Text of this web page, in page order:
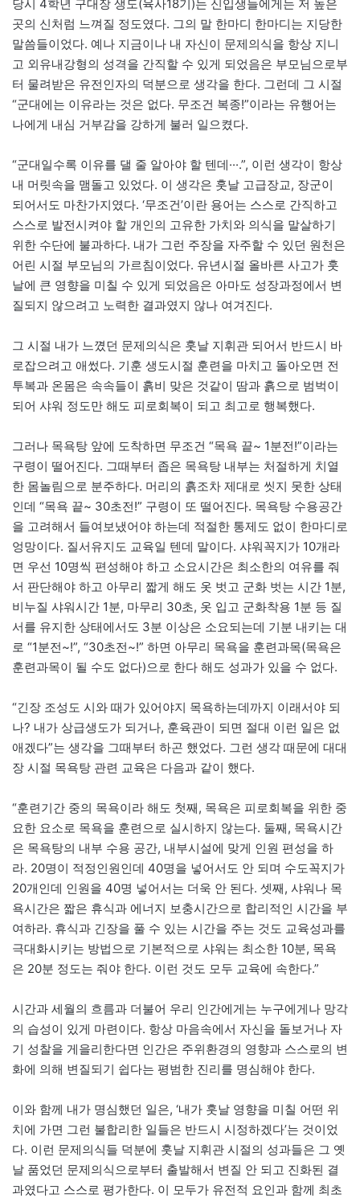
당시 4학년 구대장 생도(육사18기)는 신입생들에게는 저 높은
곳의 신처럼 느껴질 정도였다. 그의 말 한마디 한마디는 지당한
말씀들이었다. 예나 지금이나 내 자신이 문제의식을 항상 지니
고 외유내강형의 성격을 간직할 수 있게 되었음은 부모님으로부
터 물려받은 유전인자의 덕분으로 생각을 한다. 그런데 그 시절
“군대에는 이유라는 것은 없다. 무조건 복종!”이라는 유행어는
나에게 내심 거부감을 강하게 불러 일으켰다.
“군대일수록 이유를 댈 줄 알아야 할 텐데···.”, 이런 생각이 항상
내 머릿속을 맴돌고 있었다. 이 생각은 훗날 고급장교, 장군이
되어서도 마찬가지였다. ‘무조건’이란 용어는 스스로 간직하고
스스로 발전시켜야 할 개인의 고유한 가치와 의식을 말살하기
위한 수단에 불과하다. 내가 그런 주장을 자주할 수 있던 원천은
어린 시절 부모님의 가르침이었다. 유년시절 올바른 사고가 훗
날에 큰 영향을 미칠 수 있게 되었음은 아마도 성장과정에서 변
질되지 않으려고 노력한 결과였지 않나 여겨진다.
그 시절 내가 느꼈던 문제의식은 훗날 지휘관 되어서 반드시 바
로잡으려고 애썼다. 기훈 생도시절 훈련을 마치고 돌아오면 전
투복과 온몸은 속속들이 흙비 맞은 것같이 땀과 흙으로 범벅이
되어 샤워 정도만 해도 피로회복이 되고 최고로 행복했다.
그러나 목욕탕 앞에 도착하면 무조건 “목욕 끝~ 1분전!”이라는
구령이 떨어진다. 그때부터 좁은 목욕탕 내부는 처절하게 치열
한 몸놀림으로 분주하다. 머리의 흙조차 제대로 씻지 못한 상태
인데 “목욕 끝~ 30초전!” 구령이 또 떨어진다. 목욕탕 수용공간
을 고려해서 들여보냈어야 하는데 적절한 통제도 없이 한마디로
엉망이다. 질서유지도 교육일 텐데 말이다. 샤워꼭지가 10개라
면 우선 10명씩 편성해야 하고 소요시간은 최소한의 여유를 줘
서 판단해야 하고 아무리 짧게 해도 옷 벗고 군화 벗는 시간 1분,
비누질 샤워시간 1분, 마무리 30초, 옷 입고 군화착용 1분 등 질
서를 유지한 상태에서도 3분 이상은 소요되는데 기분 내키는 대
로 “1분전~!”, “30초전~!” 하면 아무리 목욕을 훈련과목(목욕은
훈련과목이 될 수도 없다)으로 한다 해도 성과가 있을 수 없다.
“긴장 조성도 시와 때가 있어야지 목욕하는데까지 이래서야 되
나? 내가 상급생도가 되거나, 훈육관이 되면 절대 이런 일은 없
애겠다”는 생각을 그때부터 하곤 했었다. 그런 생각 때문에 대대
장 시절 목욕탕 관련 교육은 다음과 같이 했다.
“훈련기간 중의 목욕이라 해도 첫째, 목욕은 피로회복을 위한 중
요한 요소로 목욕을 훈련으로 실시하지 않는다. 둘째, 목욕시간
은 목욕탕의 내부 수용 공간, 내부시설에 맞게 인원 편성을 하
라. 20명이 적정인원인데 40명을 넣어서도 안 되며 수도꼭지가
20개인데 인원을 40명 넣어서는 더욱 안 된다. 셋째, 샤워나 목
욕시간은 짧은 휴식과 에너지 보충시간으로 합리적인 시간을 부
여하라. 휴식과 긴장을 풀 수 있는 시간을 주는 것도 교육성과를
극대화시키는 방법으로 기본적으로 샤워는 최소한 10분, 목욕
은 20분 정도는 줘야 한다. 이런 것도 모두 교육에 속한다.”
시간과 세월의 흐름과 더불어 우리 인간에게는 누구에게나 망각
의 습성이 있게 마련이다. 항상 마음속에서 자신을 돌보거나 자
기 성찰을 게을리한다면 인간은 주위환경의 영향과 스스로의 변
화에 의해 변질되기 쉽다는 평범한 진리를 명심해야 한다.
이와 함께 내가 명심했던 일은, ‘내가 훗날 영향을 미칠 어떤 위
치에 가면 그런 불합리한 일들은 반드시 시정하겠다’는 것이었
다. 이런 문제의식들 덕분에 훗날 지휘관 시절의 성과들은 그 옛
날 품었던 문제의식으로부터 출발해서 변질 안 되고 진화된 결
과였다고 스스로 평가한다. 이 모두가 유전적 요인과 함께 최초